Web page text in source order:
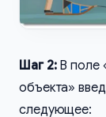
Шаг 2: В поле
объекта»
следующее: